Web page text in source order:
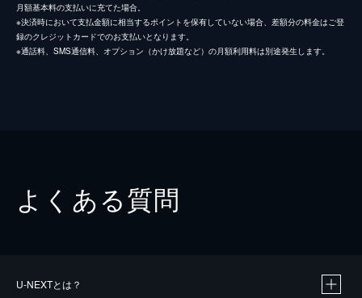
月額基本料の支払いに充てた場合。
※決済時において支払金額に相当するポイントを保有していない場合、差額分の料金はご登
録のクレジットカードでのお支払いとなります。
※通話料、SMS通信料、オプション（かけ放題など）の月額利用料は別途発生します。
よくある質問
U-NEXTとは？